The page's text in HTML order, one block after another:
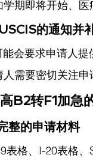
学期即将开始、医
的通知并
能会要求申请人
需要密切关注申
B2转F1加急
整的申请材料
表格、I-20表格